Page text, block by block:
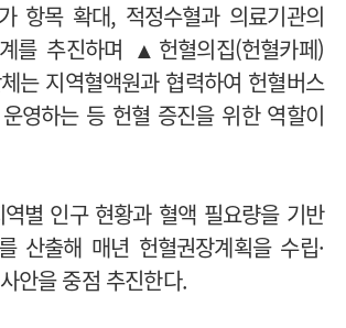
항목 확대, 적정수혈과 의료기관의
를 추진하며 ▲헌혈의집(헌혈카페)
는 지역혈액원과 협력하여 헌혈버스
영하는 등 헌혈 증진을 위한 역할이
별 인구 현황과 혈액 필요량을 기반
산출해 매년 헌혈권장계획을 수립·
안을 중점 추진한다.